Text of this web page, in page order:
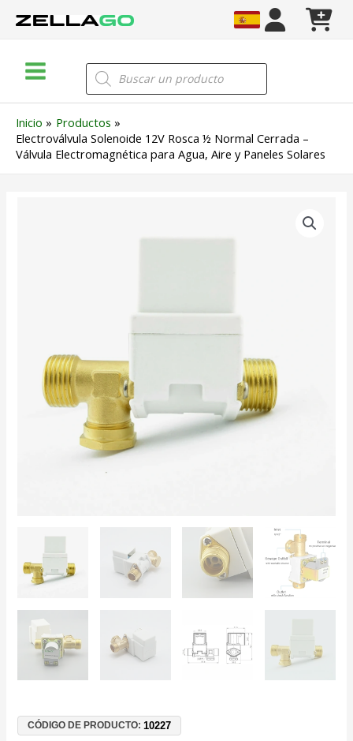
Menu
Búsqueda
de
productos
Inicio
Productos
Electroválvula Solenoide 12V Rosca ½ Normal Cerrada –
Válvula Electromagnética para Agua, Aire y Paneles Solares
CÓDIGO DE PRODUCTO:10227
Electromagnética
Agua,